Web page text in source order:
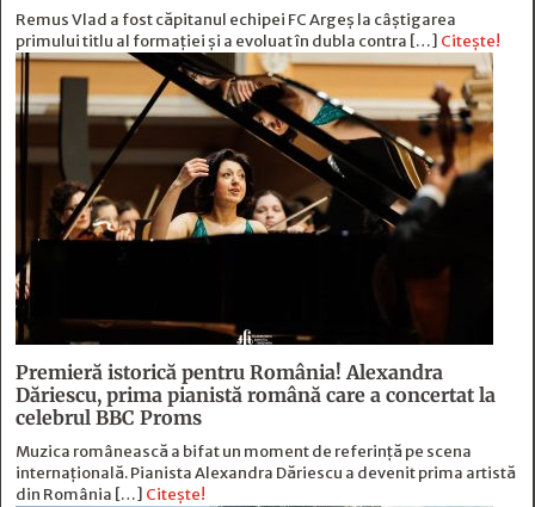
Remus Vlad a fost căpitanul echipei FC Argeș la câștigarea
primului titlu al formației și a evoluat în dubla contra […] Citește!
Premieră istorică pentru România! Alexandra
Dăriescu, prima pianistă română care a concertat la
celebrul BBC Proms
Muzica românească a bifat un moment de referință pe scena
internațională. Pianista Alexandra Dăriescu a devenit prima artistă
din România […] Citește!